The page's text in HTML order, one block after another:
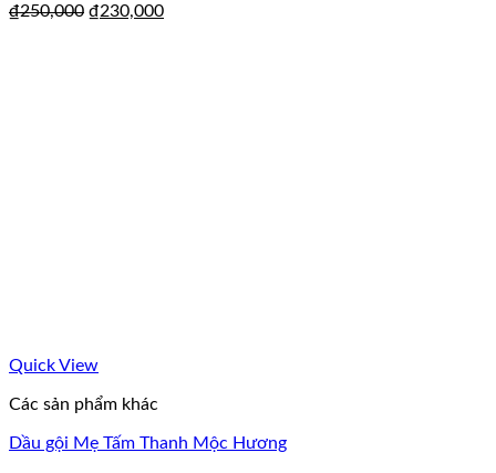
₫250,000 ₫230,000
Quick View
Các sản phẩm khác
Dầu gội Mẹ Tấm Thanh Mộc Hương